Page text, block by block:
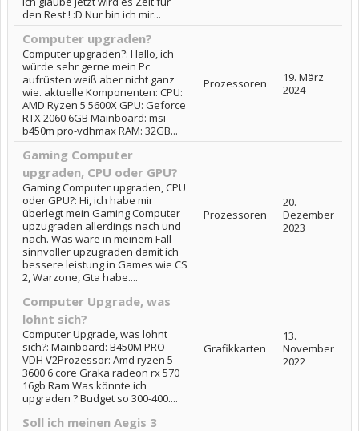
den Rest ! :D Nur bin ich mir...
Computer upgraden?
Computer upgraden?: Hallo, ich
würde sehr gerne mein Pc
aufrüsten weiß aber nicht ganz
wie. aktuelle Komponenten: CPU:
AMD Ryzen 5 5600X GPU: Geforce
RTX 2060 6GB Mainboard: msi
b450m pro-vdhmax RAM: 32GB...
Prozessoren
19. März
2024
Gaming Computer
upgraden, CPU oder GPU?
Gaming Computer upgraden, CPU
oder GPU?: Hi, ich habe mir
überlegt mein Gaming Computer
upzugraden allerdings nach und
nach. Was wäre in meinem Fall
sinnvoller upzugraden damit ich
bessere leistung in Games wie CS
2, Warzone, Gta habe....
Prozessoren
20.
Dezember
2023
Computer Upgrade, was
lohnt sich?
Computer Upgrade, was lohnt
sich?: Mainboard: B450M PRO-
VDH V2Prozessor: Amd ryzen 5
3600 6 core Graka radeon rx 570
16gb Ram Was könnte ich
upgraden ? Budget so 300-400....
Grafikkarten
13.
November
2022
Soll ich meinen Aegis 3